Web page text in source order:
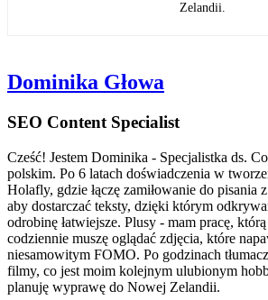
Zelandii.
Dominika Głowa
SEO Content Specialist
Cześć! Jestem Dominika - Specjalistka ds.
polskim. Po 6 latach doświadczenia w
Holafly, gdzie łączę zamiłowanie do pisania
aby dostarczać teksty, dzięki którym
odrobinę łatwiejsze. Plusy - mam pracę,
codziennie muszę oglądać zdjęcia, które
niesamowitym FOMO. Po godzinach
filmy, co jest moim kolejnym ulubionym
planuję wyprawę do Nowej Zelandii.